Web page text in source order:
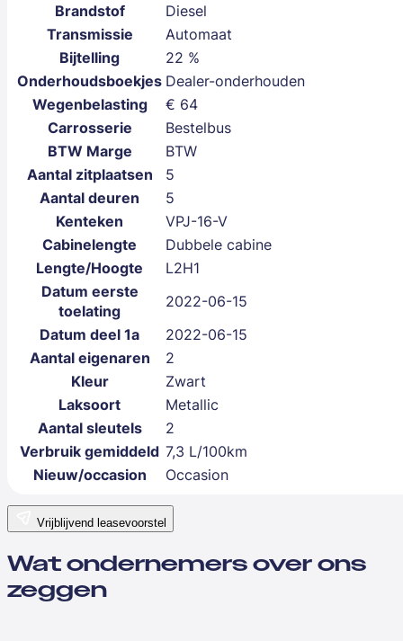
Brandstof
Diesel
Transmissie
Automaat
Bijtelling
22 %
Onderhoudsboekjes Dealer-onderhouden
Wegenbelasting
€ 64
Carrosserie
Bestelbus
BTW Marge
BTW
Aantal zitplaatsen
5
Aantal deuren
5
Kenteken
VPJ-16-V
Cabinelengte
Dubbele cabine
Lengte/Hoogte
L2H1
Datum eerste
toelating
2022-06-15
Datum deel 1a
2022-06-15
Aantal eigenaren
2
Kleur
Zwart
Laksoort
Metallic
Aantal sleutels
2
Verbruik gemiddeld 7,3 L/100km
Nieuw/occasion
Occasion
Vrijblijvend leasevoorstel
Wat ondernemers over ons
zeggen